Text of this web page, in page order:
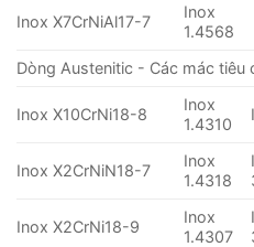
Inox X7CrNiAl17-7
Inox
1.4568
Dòng Austenitic - Các mác tiêu
Inox X10CrNi18-8
Inox
1.4310
Inox X2CrNiN18-7
Inox
1.4318
Inox X2CrNi18-9
Inox
1.4307